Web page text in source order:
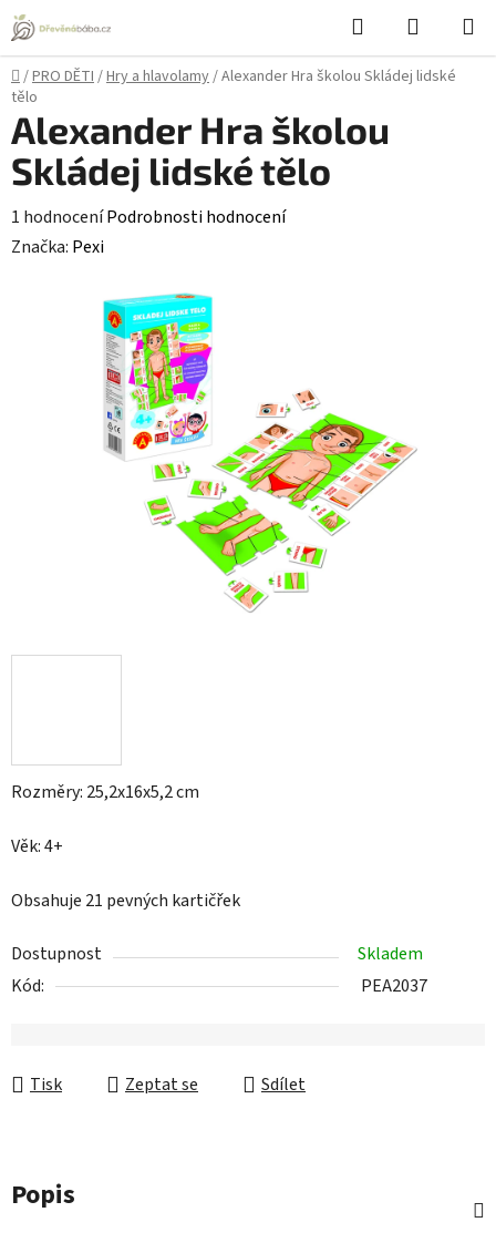
Přejít
na
obsah
Hledat
KOŠÍK
Domů
/PRO DĚTI/Hry a hlavolamy/Alexander Hra školou Skládej lidské
tělo
Rozměry: 25,2x16x5,2 cm
Věk: 4+
Obsahuje 21 pevných kartičřek
Dostupnost
Skladem
Kód:
PEA2037
Tisk Zeptat se Sdílet
Alexander Hra školou
Skládej lidské tělo
Průměrné
hodnocení
1 hodnoceníPodrobnosti hodnocení
Značka: Pexi
Popis